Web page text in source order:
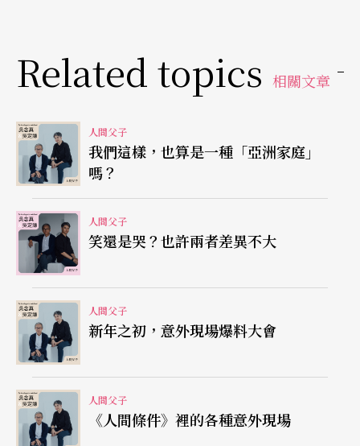
所以等到我確實意識到年老的逼近，我第一時間做
的就是慢慢整理與收拾，包括收掉公司、清點財務
立醫療遺囑」都簽好了。我不覺得這是在放棄什
麼，反而是對生命一種積極的態度，很多事情你不
能放任自己乾等，而是要趁有力氣的時候多做一
點。
謙：這真的了不起！負責！我可能也是因為從小經
歷了這些，所以即便過去曾陷落低谷，也不會興起
結束一切的念頭。我常覺得，「選擇結束」是一件
相對容易的事情，不過誠如你說的，身邊的人會有
多痛苦？說不定我們事到如今，都還在消化當時的
情緒。
Related topics 相關文章
人間父子
我們這樣，也算是一種「亞洲家庭」
嗎？
人間父子
笑還是哭？也許兩者差異不大
人間父子
新年之初，意外現場爆料大會
人間父子
《人間條件》裡的各種意外現場